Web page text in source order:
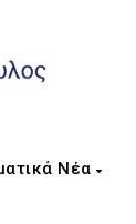
Νέα